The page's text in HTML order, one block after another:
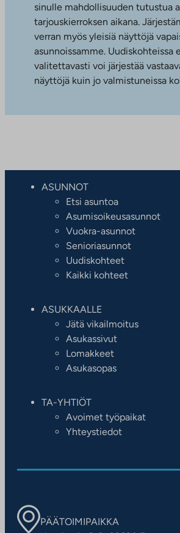
sinulle mahdollisuuden tutustua
tarjouskierroksen aikana.
verran myös yleisiä näyttöjä
asunnoissamme. Uudiskohteissa
valitettavasti voi järjestää
näyttöjä kuin jo valmistuneissa
ASUNNOT
Etsi asuntoa
Asumisoikeusasunnot
Vuokra-asunnot
Senioriasunnot
Uudiskohteet
Kaikki kohteet
ASUKKAALLE
Jätä vikailmoitus
Asukassivut
Lomakkeet
Asukasopas
TA-YHTIÖT
Avoimet työpaikat
Yhteystiedot
PÄÄTOIMIPAIKKA